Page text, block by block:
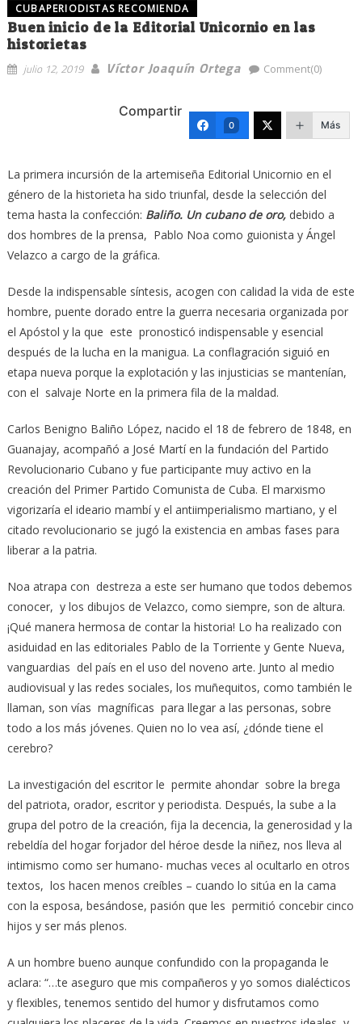
CUBAPERIODISTAS RECOMIENDA
Buen inicio de la Editorial Unicornio en las
historietas
julio 12, 2019 Víctor Joaquín Ortega Comment(0)
Compartir
0 Más
La primera incursión de la artemiseña Editorial Unicornio en el
género de la historieta ha sido triunfal, desde la selección del
tema hasta la confección: Baliño. Un cubano de oro,debido a
dos hombres de la prensa, Pablo Noa como guionista y Ángel
Velazco a cargo de la gráfica.
Desde la indispensable síntesis, acogen con calidad la vida de este
hombre, puente dorado entre la guerra necesaria organizada por
el Apóstol y la que este pronosticó indispensable y esencial
después de la lucha en la manigua. La conflagración siguió en
etapa nueva porque la explotación y las injusticias se mantenían,
con el salvaje Norte en la primera fila de la maldad.
Carlos Benigno Baliño López, nacido el 18 de febrero de 1848, en
Guanajay, acompañó a José Martí en la fundación del Partido
Revolucionario Cubano y fue participante muy activo en la
creación del Primer Partido Comunista de Cuba. El marxismo
vigorizaría el ideario mambí y el antiimperialismo martiano, y el
citado revolucionario se jugó la existencia en ambas fases para
liberar a la patria.
Noa atrapa con destreza a este ser humano que todos debemos
conocer, y los dibujos de Velazco, como siempre, son de altura.
¡Qué manera hermosa de contar la historia! Lo ha realizado con
asiduidad en las editoriales Pablo de la Torriente y Gente Nueva,
vanguardias del país en el uso del noveno arte. Junto al medio
audiovisual y las redes sociales, los muñequitos, como también le
llaman, son vías magníficas para llegar a las personas, sobre
todo a los más jóvenes. Quien no lo vea así, ¿dónde tiene el
cerebro?
La investigación del escritor le permite ahondar sobre la brega
del patriota, orador, escritor y periodista. Después, la sube a la
grupa del potro de la creación, fija la decencia, la generosidad y la
rebeldía del hogar forjador del héroe desde la niñez, nos lleva al
intimismo como ser humano- muchas veces al ocultarlo en otros
textos, los hacen menos creíbles – cuando lo sitúa en la cama
con la esposa, besándose, pasión que les permitió concebir cinco
hijos y ser más plenos.
A un hombre bueno aunque confundido con la propaganda le
aclara: “…te aseguro que mis compañeros y yo somos dialécticos
y flexibles, tenemos sentido del humor y disfrutamos como